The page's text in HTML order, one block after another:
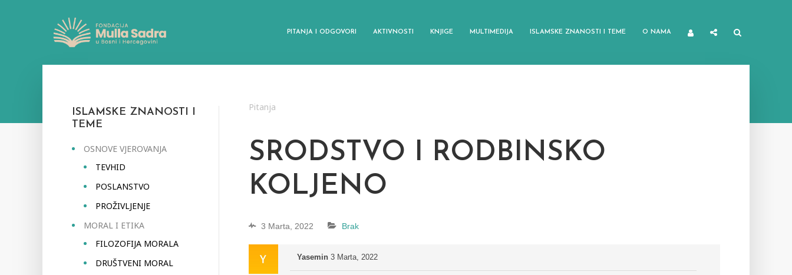
PITANJA I ODGOVORI AKTIVNOSTI KNJIGE MULTIMEDIJA ISLAMSKE ZNANOSTI I TEME O NAMA
ISLAMSKE ZNANOSTI I
TEME
OSNOVE VJEROVANJA
TEVHID
POSLANSTVO
PROŽIVLJENJE
MORAL I ETIKA
FILOZOFIJA MORALA
DRUŠTVENI MORAL
Pitanja
SRODSTVO I RODBINSKO
KOLJENO
3 Marta, 2022 Brak
Yasemin 3 Marta, 2022